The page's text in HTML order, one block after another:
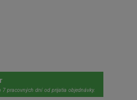
7 pracovných dní od prijatia objednávky.